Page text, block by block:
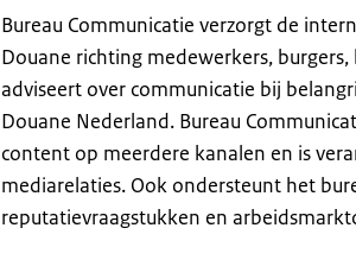
Bureau Communicatie verzorgt de
Douane richting medewerkers,
adviseert over communicatie bij
Douane Nederland. Bureau
content op meerdere kanalen en is
mediarelaties. Ook ondersteunt het
reputatievraagstukken en